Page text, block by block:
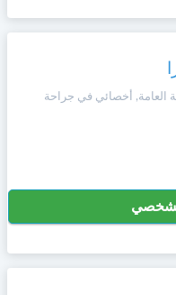
العامة, أخصائي في جراحة